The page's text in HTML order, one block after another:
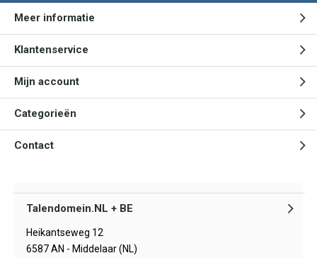
Meer informatie
Klantenservice
Mijn account
Categorieën
Contact
Talendomein.NL + BE
Heikantseweg 12
6587 AN - Middelaar (NL)